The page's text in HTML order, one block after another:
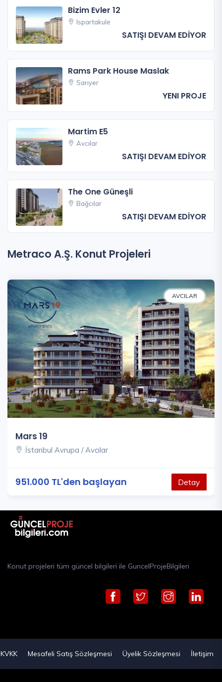
Bizim Evler 12
Ispartakule
SATIŞI DEVAM EDİYOR
Rams Park House Maslak
Sarıyer
YENI PROJE
Martim E5
Avcılar
SATIŞI DEVAM EDİYOR
The One Güneşli
Bağcılar
SATIŞI DEVAM EDİYOR
Metraco A.Ş. Konut Projeleri
AVCILAR
Mars 19
İstanbul Avrupa / Avcılar
951.000 TL'den başlayan Detay
Konut projeleri tüm güncel bilgileri ile GuncelProjeBilgileri
KVKK Mesafeli Satış Sözleşmesi Üyelik Sözleşmesi İletişim